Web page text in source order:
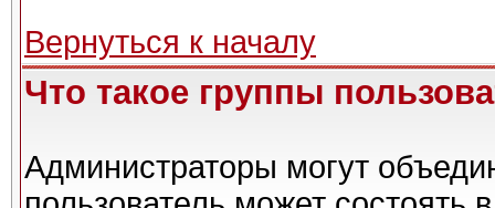
Вернуться к началу
Что такое группы
Администраторы могут